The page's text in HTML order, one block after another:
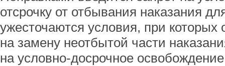
отсрочку от отбывания наказания
ужесточаются условия, при которых
на замену неотбытой части
на условно-досрочное